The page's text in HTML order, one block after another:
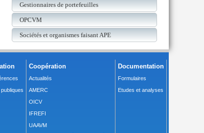
Gestionnaires de portefeuilles
OPCVM
Sociétés et organismes faisant APE
Coopération
Actualités
AMERC
OICV
IFREFI
UAAVM
Documentation
Formulaires
Etudes et analyses